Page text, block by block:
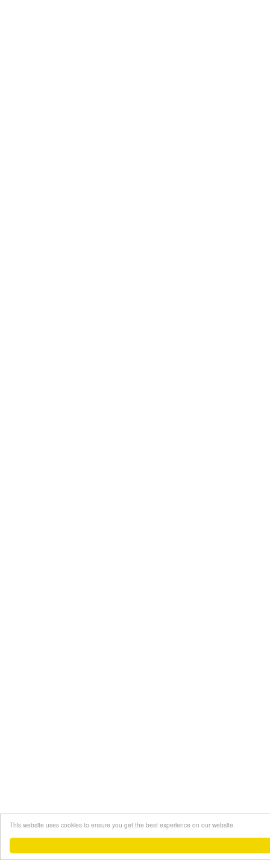
This website uses cookies to ensure you get the best experience on our website.